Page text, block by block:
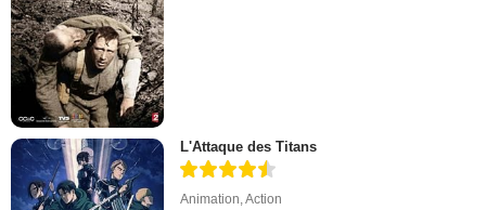
L'Attaque des Titans
Animation,Action